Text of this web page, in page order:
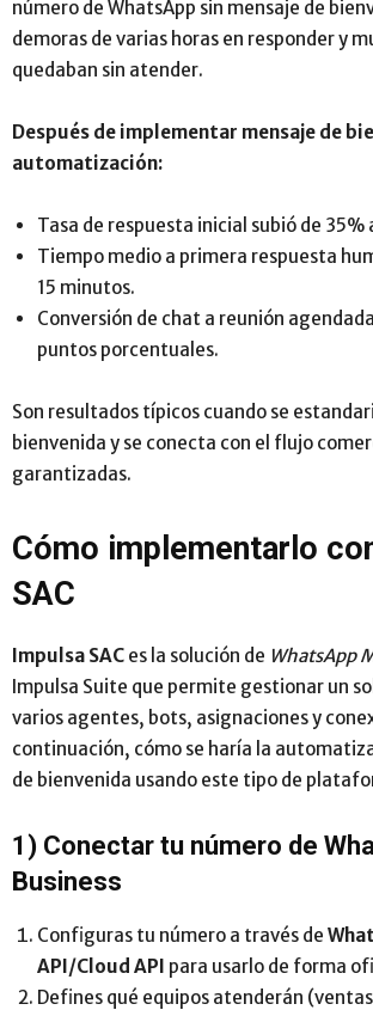
número de WhatsApp sin mensaje de
demoras de varias horas en responder y
quedaban sin atender.
Después de implementar mensaje de
automatización:
Tasa de respuesta inicial subió de 35%
Tiempo medio a primera respuesta
15 minutos.
Conversión de chat a reunión
puntos porcentuales.
Son resultados típicos cuando se
bienvenida y se conecta con el flujo
garantizadas.
Cómo implementarlo
SAC
Impulsa SAC es la solución de WhatsApp
Impulsa Suite que permite gestionar un
varios agentes, bots, asignaciones y
continuación, cómo se haría la
de bienvenida usando este tipo de
1) Conectar tu número de
Business
Configuras tu número a través de
API/Cloud API para usarlo de forma
Defines qué equipos atenderán